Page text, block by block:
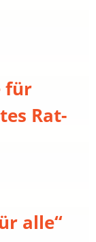
für
Rat-
alle“